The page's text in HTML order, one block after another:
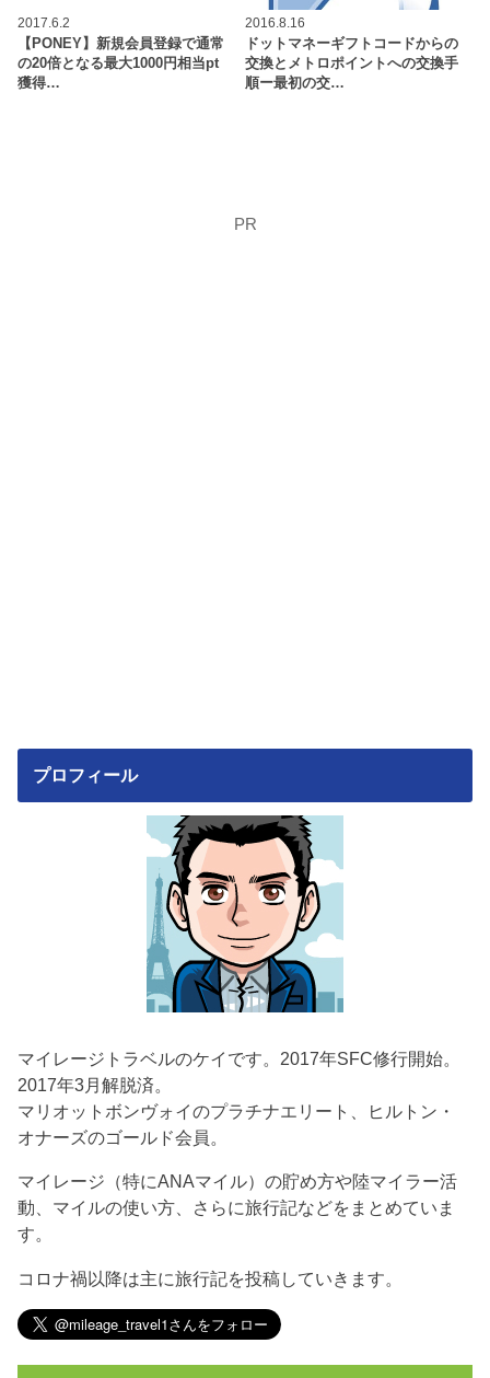
2017.6.2
【PONEY】新規会員登録で通常
の20倍となる最大1000円相当pt
獲得…
2016.8.16
ドットマネーギフトコードからの
交換とメトロポイントへの交換手
順ー最初の交…
PR
プロフィール
マイレージトラベルのケイです。2017年SFC修行開始。
2017年3月解脱済。
マリオットボンヴォイのプラチナエリート、ヒルトン・
オナーズのゴールド会員。
マイレージ（特にANAマイル）の貯め方や陸マイラー活
動、マイルの使い方、さらに旅行記などをまとめていま
す。
コロナ禍以降は主に旅行記を投稿していきます。